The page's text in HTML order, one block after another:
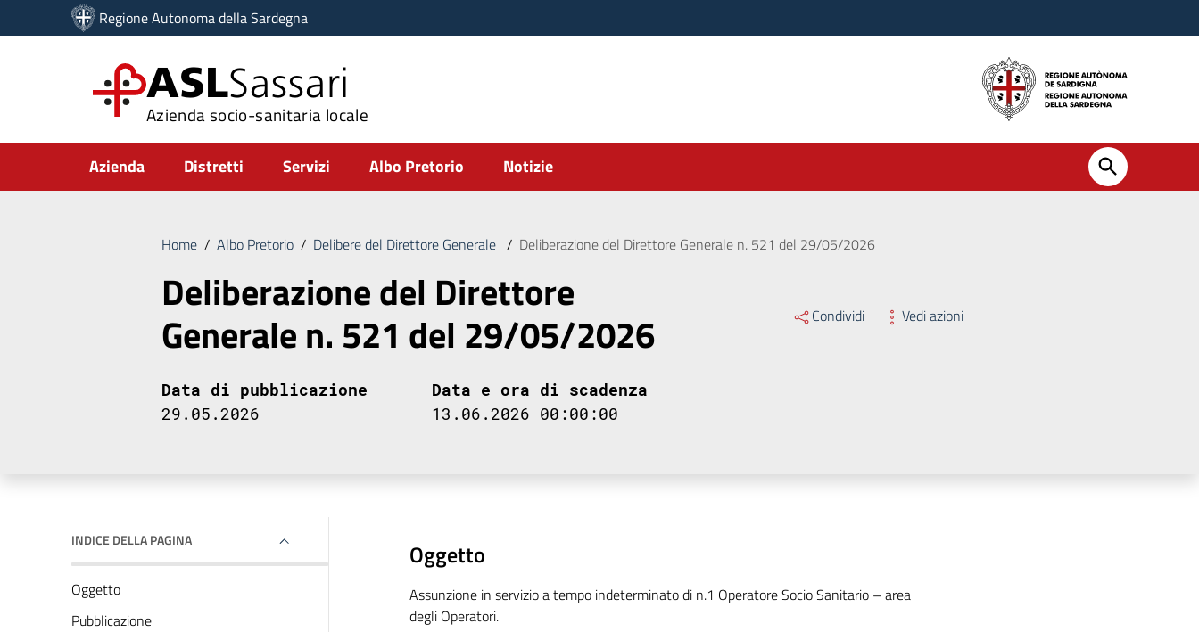
Vai ai contenuti
Vai al menu di navigazione
Regione Autonoma della Sardegna
ASLSassari
Azienda socio-sanitaria locale
Submenu
Azienda Distretti Servizi Albo Pretorio Notizie
Home / Albo Pretorio / Delibere del Direttore Generale / Deliberazione del Direttore Generale n. 521 del 29/05/2026
Deliberazione del Direttore
Generale n. 521 del 29/05/2026 Condividi Vedi azioni
Data di pubblicazione
29.05.2026
Data e ora di scadenza
13.06.2026 00:00:00
INDICE DELLA PAGINA
Oggetto
Pubblicazione
Oggetto
Assunzione in servizio a tempo indeterminato di n.1 Operatore Socio Sanitario – area
degli Operatori.